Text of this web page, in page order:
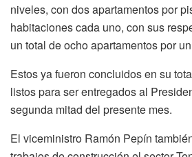
niveles, con dos apartamentos por
habitaciones cada uno, con sus
un total de ocho apartamentos por
Estos ya fueron concluidos en su
listos para ser entregados al
segunda mitad del presente mes.
El viceministro Ramón Pepín